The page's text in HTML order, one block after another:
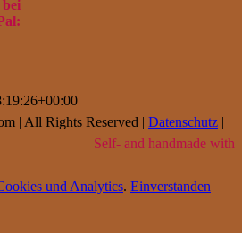
bei
| All Rights Reserved | Datenschutz |
Self- and handmade with
und Analytics. Einverstanden